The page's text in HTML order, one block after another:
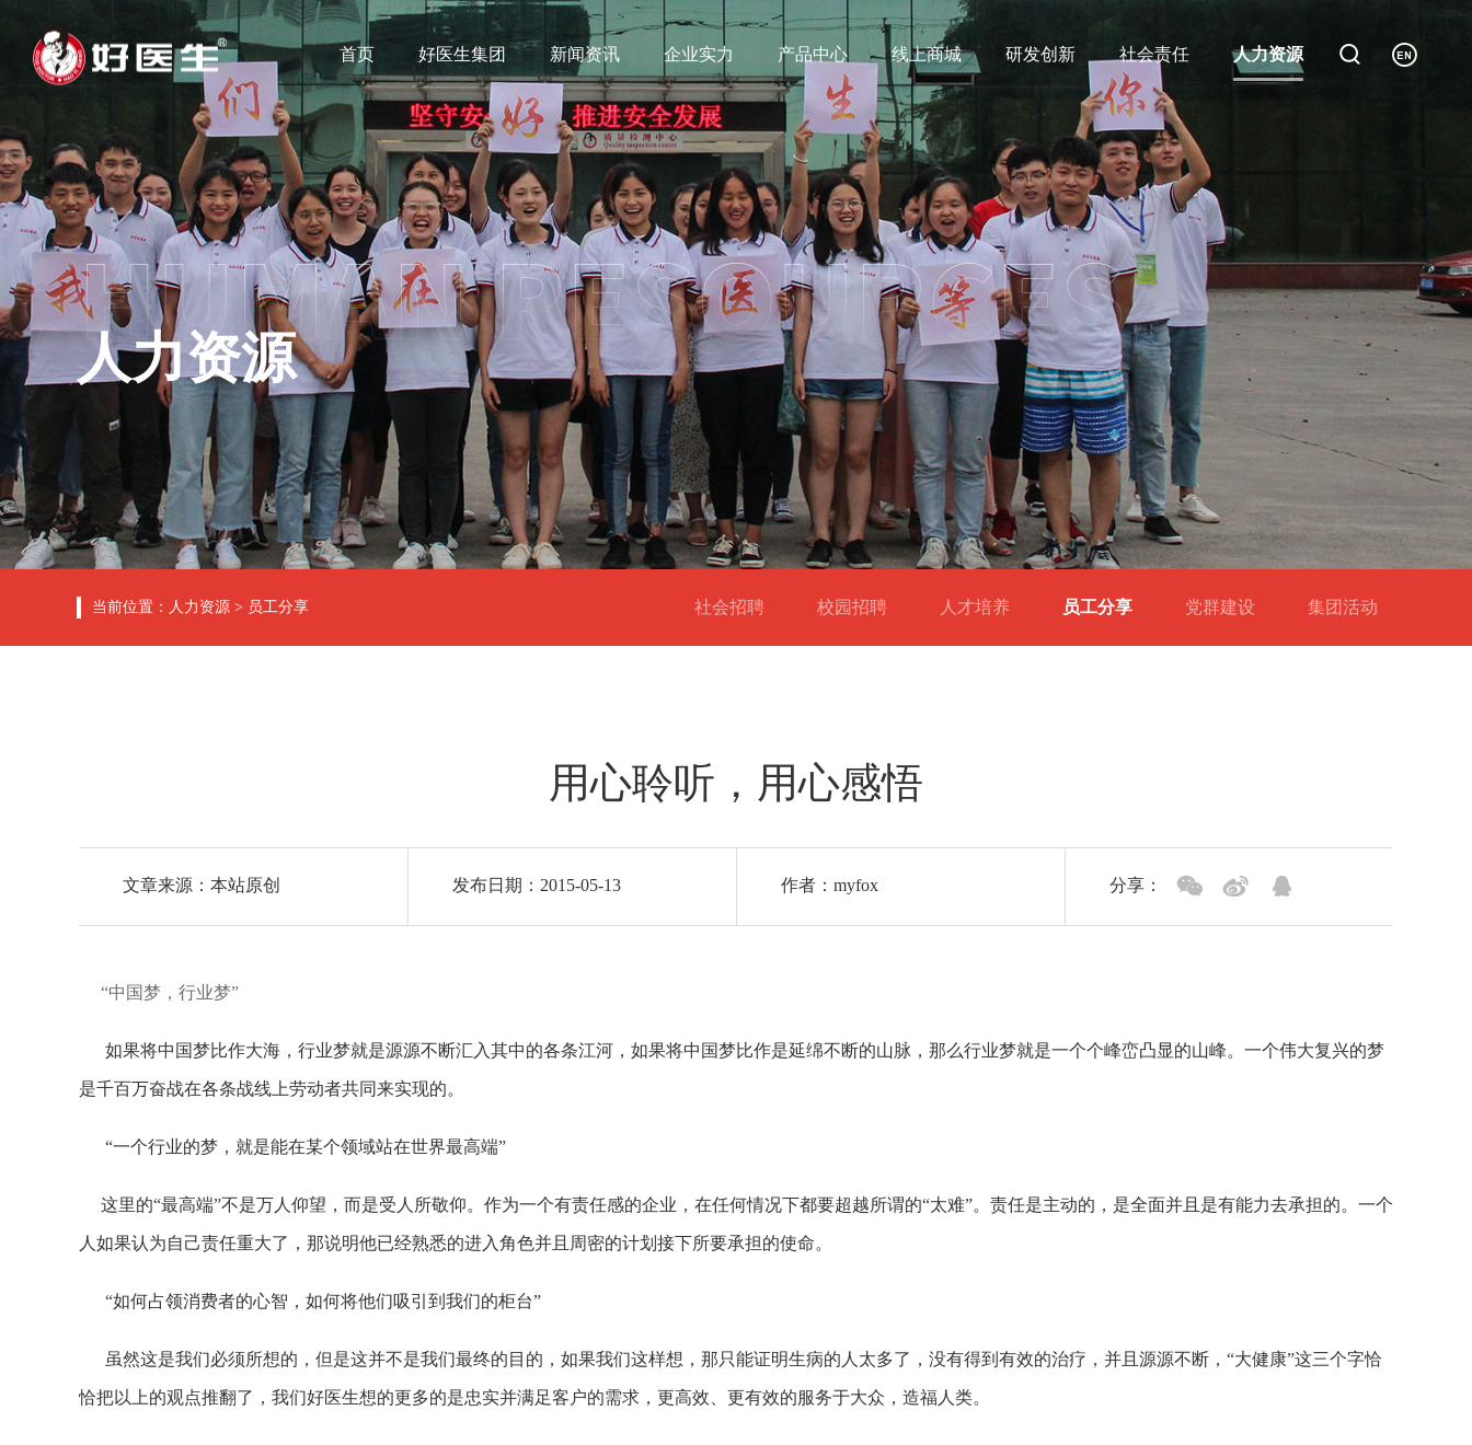
首页 好医生集团 新闻资讯 企业实力 产品中心 线上商城 研发创新 社会责任 人力资源  
人力资源
当前位置： 人力资源 > 员工分享 社会招聘 校园招聘 人才培养 员工分享 党群建设 集团活动
用心聆听，用心感悟
文章来源：本站原创 发布日期：2015-05-13 作者：myfox 分享：
“中国梦，行业梦”
如果将中国梦比作大海，行业梦就是源源不断汇入其中的各条江河，如果将中国梦比作是延绵不断的山脉，那么行业梦就是一个个峰峦凸显的山峰。一个伟大复兴的梦
是千百万奋战在各条战线上劳动者共同来实现的。
“一个行业的梦，就是能在某个领域站在世界最高端”
这里的“最高端”不是万人仰望，而是受人所敬仰。作为一个有责任感的企业，在任何情况下都要超越所谓的“太难”。责任是主动的，是全面并且是有能力去承担的。一个
人如果认为自己责任重大了，那说明他已经熟悉的进入角色并且周密的计划接下所要承担的使命。
“如何占领消费者的心智，如何将他们吸引到我们的柜台”
虽然这是我们必须所想的，但是这并不是我们最终的目的，如果我们这样想，那只能证明生病的人太多了，没有得到有效的治疗，并且源源不断，“大健康”这三个字恰
恰把以上的观点推翻了，我们好医生想的更多的是忠实并满足客户的需求，更高效、更有效的服务于大众，造福人类。